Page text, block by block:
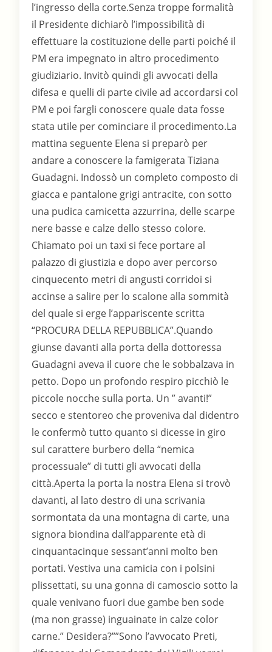
l’ingresso della corte.Senza troppe formalità
il Presidente dichiarò l’impossibilità di
effettuare la costituzione delle parti poiché il
PM era impegnato in altro procedimento
giudiziario. Invitò quindi gli avvocati della
difesa e quelli di parte civile ad accordarsi col
PM e poi fargli conoscere quale data fosse
stata utile per cominciare il procedimento.La
mattina seguente Elena si preparò per
andare a conoscere la famigerata Tiziana
Guadagni. Indossò un completo composto di
giacca e pantalone grigi antracite, con sotto
una pudica camicetta azzurrina, delle scarpe
nere basse e calze dello stesso colore.
Chiamato poi un taxi si fece portare al
palazzo di giustizia e dopo aver percorso
cinquecento metri di angusti corridoi si
accinse a salire per lo scalone alla sommità
del quale si erge l’appariscente scritta
“PROCURA DELLA REPUBBLICA”.Quando
giunse davanti alla porta della dottoressa
Guadagni aveva il cuore che le sobbalzava in
petto. Dopo un profondo respiro picchiò le
piccole nocche sulla porta. Un ” avanti!”
secco e stentoreo che proveniva dal didentro
le confermò tutto quanto si dicesse in giro
sul carattere burbero della “nemica
processuale” di tutti gli avvocati della
città.Aperta la porta la nostra Elena si trovò
davanti, al lato destro di una scrivania
sormontata da una montagna di carte, una
signora biondina dall’apparente età di
cinquantacinque sessant’anni molto ben
portati. Vestiva una camicia con i polsini
plissettati, su una gonna di camoscio sotto la
quale venivano fuori due gambe ben sode
(ma non grasse) inguainate in calze color
carne.” Desidera?””Sono l’avvocato Preti,